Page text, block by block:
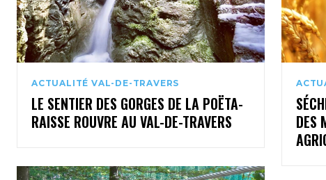
ACTUALITÉ VAL-DE-TRAVERS
LE SENTIER DES GORGES DE LA POËTA-
RAISSE ROUVRE AU VAL-DE-TRAVERS
DES